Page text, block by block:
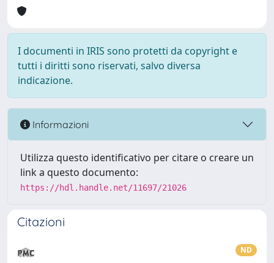
I documenti in IRIS sono protetti da copyright e
tutti i diritti sono riservati, salvo diversa
indicazione.
Informazioni
Utilizza questo identificativo per citare o creare un
link a questo documento:
https://hdl.handle.net/11697/21026
Citazioni
ND